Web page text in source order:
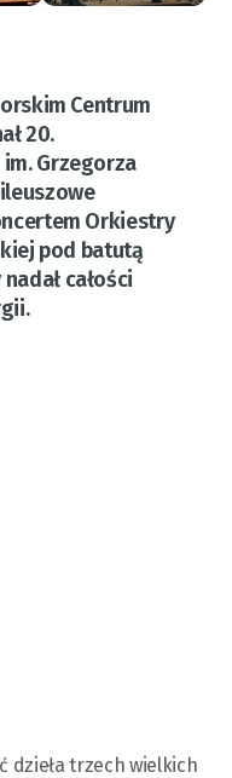
Centrum
20.
Grzegorza
Orkiestry
pod batutą
całości
dzieła trzech wielkich